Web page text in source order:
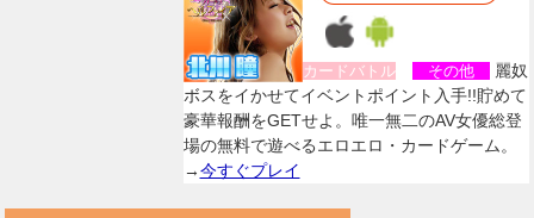
カードバトル その他
麗奴
ボスをイかせてイベントポイント入手!!貯めて
豪華報酬をGETせよ。唯一無二のAV女優総登
場の無料で遊べるエロエロ・カードゲーム。
→今すぐプレイ